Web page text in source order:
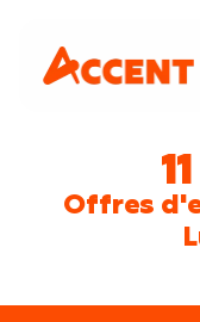
Offres